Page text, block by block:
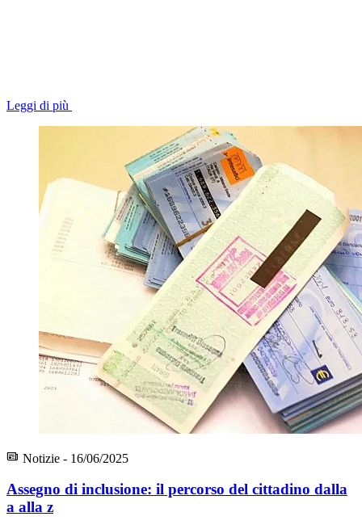
Leggi di più
Notizie - 16/06/2025
Assegno di inclusione: il percorso del cittadino dalla
a alla z